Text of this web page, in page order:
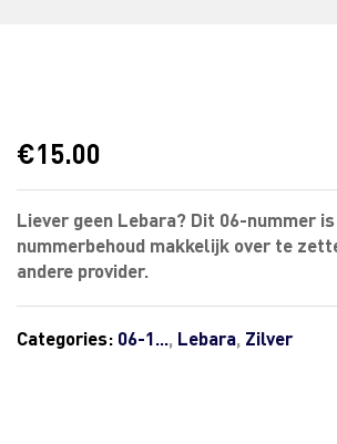
€15.00
Liever geen Lebara? Dit 06-nummer is
nummerbehoud makkelijk over te
andere provider.
Categories: 06-1..., Lebara, Zilver